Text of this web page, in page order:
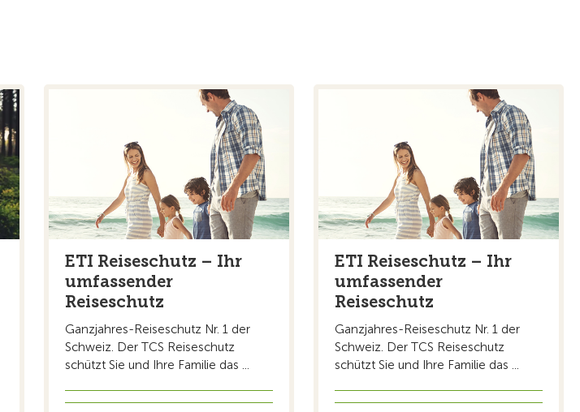
ETI Reiseschutz – Ihr
umfassender
Reiseschutz
Ganzjahres-Reiseschutz Nr. 1 der
Schweiz. Der TCS Reiseschutz
schützt Sie und Ihre Familie das ...
ETI Reiseschutz – Ihr
umfassender
Reiseschutz
Ganzjahres-Reiseschutz Nr. 1 der
Schweiz. Der TCS Reiseschutz
schützt Sie und Ihre Familie das ...